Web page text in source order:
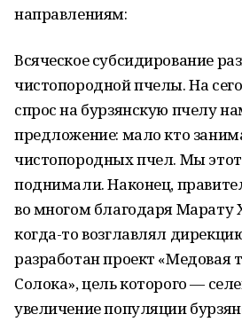
направлениям:
Всяческое субсидирование
чистопородной пчелы. На
спрос на бурзянскую пчелу
предложение: мало кто
чистопородных пчел. Мы этот
поднимали. Наконец,
во многом благодаря Марату
когда-то возглавлял
разработан проект «Медовая
Солока», цель которого —
увеличение популяции